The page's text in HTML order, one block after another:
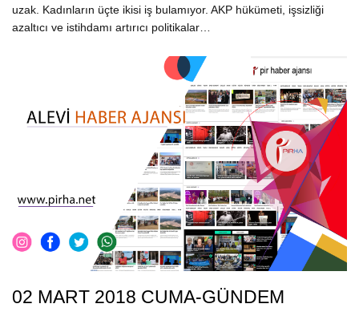
uzak. Kadınların üçte ikisi iş bulamıyor. AKP hükümeti, işsizliği
azaltıcı ve istihdamı artırıcı politikalar…
02 MART 2018 CUMA-GÜNDEM